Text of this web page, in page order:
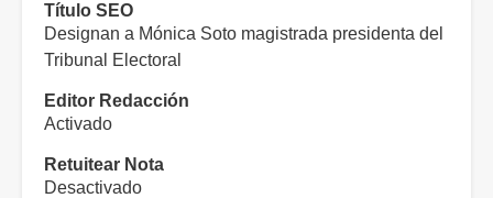
Título SEO
Designan a Mónica Soto magistrada presidenta del
Tribunal Electoral
Editor Redacción
Activado
Retuitear Nota
Desactivado